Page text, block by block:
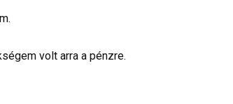
volt arra a pénzre.